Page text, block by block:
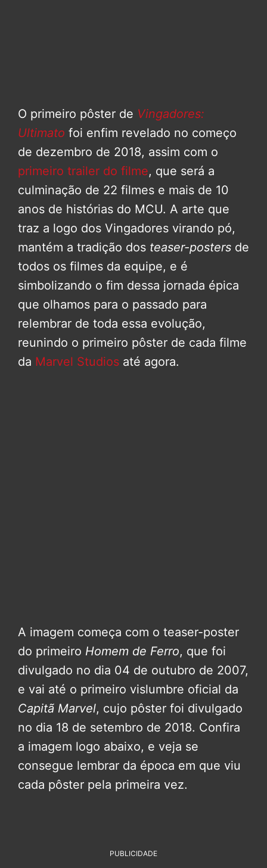
O primeiro pôster de Vingadores:
Ultimato foi enfim revelado no começo
de dezembro de 2018, assim com o
primeiro trailer do filme, que será a
culminação de 22 filmes e mais de 10
anos de histórias do MCU. A arte que
traz a logo dos Vingadores virando pó,
mantém a tradição dos teaser-posters de
todos os filmes da equipe, e é
simbolizando o fim dessa jornada épica
que olhamos para o passado para
relembrar de toda essa evolução,
reunindo o primeiro pôster de cada filme
da Marvel Studios até agora.
A imagem começa com o teaser-poster
do primeiro Homem de Ferro, que foi
divulgado no dia 04 de outubro de 2007,
e vai até o primeiro vislumbre oficial da
Capitã Marvel, cujo pôster foi divulgado
no dia 18 de setembro de 2018. Confira
a imagem logo abaixo, e veja se
consegue lembrar da época em que viu
cada pôster pela primeira vez.
PUBLICIDADE